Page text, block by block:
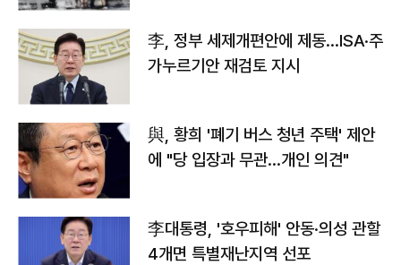
李, 정부 세제개편안에 제동…ISA·주
가누르기안 재검토 지시
與, 황희 '폐기 버스 청년 주택' 제안
에 "당 입장과 무관…개인 의견"
李대통령, '호우피해' 안동·의성 관할
4개면 특별재난지역 선포